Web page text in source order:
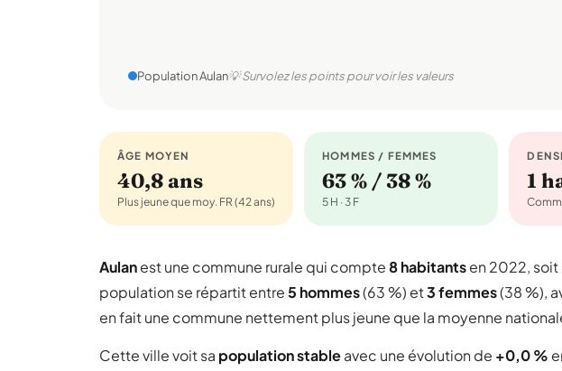
Population Aulan💡 Survolez les points pour voir les valeurs
ÂGE MOYEN
40,8 ans
Plus jeune que moy. FR (42 ans)
HOMMES / FEMMES
63 % / 38 %
5 H · 3 F
1
Aulanest une commune rurale qui compte8 habitantsen 2022,
population se répartit entre5 hommes(63 %) et3 femmes(38 %),
en fait une commune nettement plus jeune que la moyenne
Cette ville voit sa population stableavec une évolution de +0,0 %